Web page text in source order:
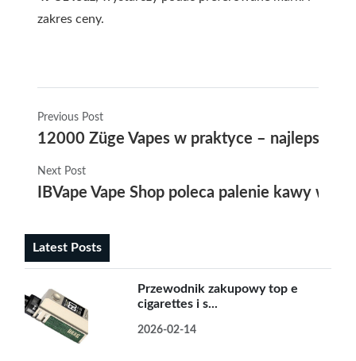
zakres ceny.
Previous Post
12000 Züge Vapes w praktyce – najlepsze
Next Post
IBVape Vape Shop poleca palenie kawy w
Latest Posts
Przewodnik zakupowy top e
cigarettes i s...
2026-02-14